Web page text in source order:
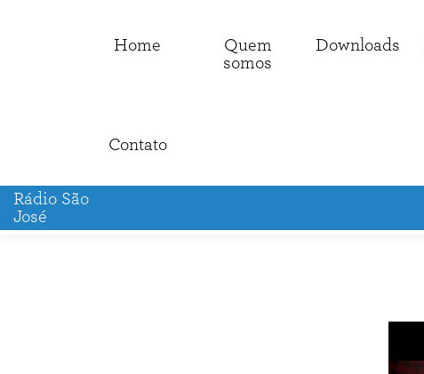
Home
Quem
somos
Downloads
Contato
Rádio São
José